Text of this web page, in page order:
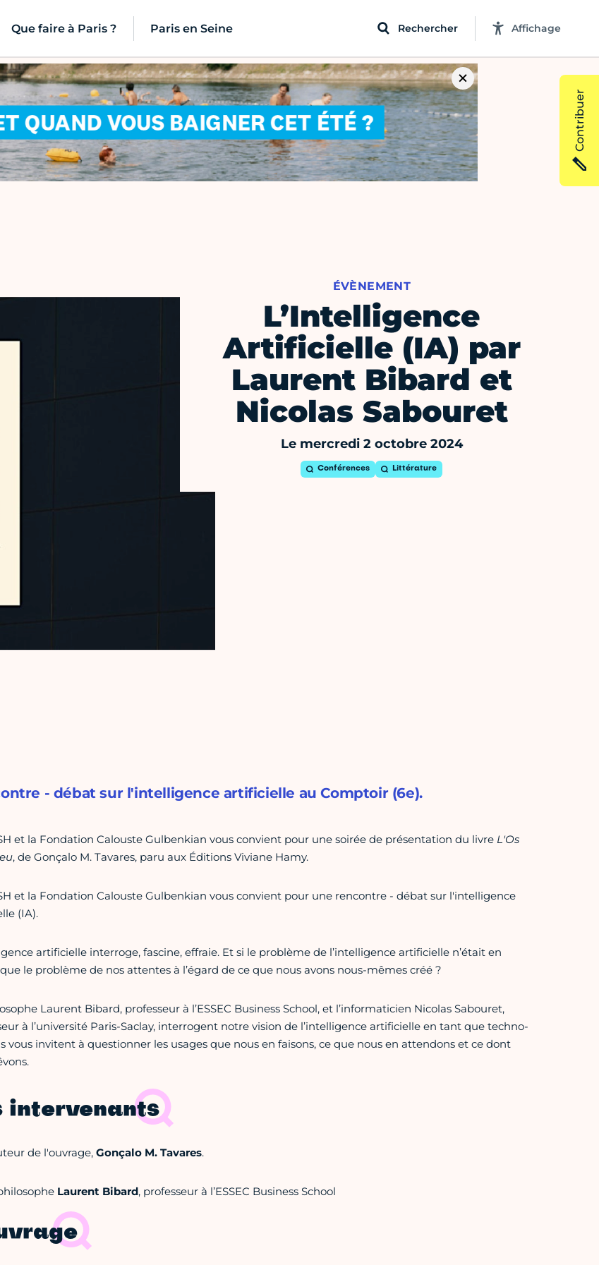
Que faire à Paris ? Paris en Seine Rechercher Affichage
ÉVÈNEMENT
L’Intelligence
Artificielle (IA) par
Laurent Bibard et
Nicolas Sabouret
Le mercredi 2 octobre 2024
Conférences Littérature
- débat sur l'intelligence artificielle au Comptoir (6e).
et la Fondation Calouste Gulbenkian vous convient pour une soirée de présentation du livre L'Os
, de Gonçalo M. Tavares, paru aux Éditions Viviane Hamy.
et la Fondation Calouste Gulbenkian vous convient pour une rencontre - débat sur l'intelligence
(IA).
artificielle interroge, fascine, effraie. Et si le problème de l’intelligence artificielle n’était en
le problème de nos attentes à l’égard de ce que nous avons nous-mêmes créé ?
Laurent Bibard, professeur à l’ESSEC Business School, et l’informaticien Nicolas Sabouret,
à l’université Paris-Saclay, interrogent notre vision de l’intel­ligence artificielle en tant que techno­
vous invitent à questionner les usages que nous en faisons, ce que nous en attendons et ce dont
intervenants
de l'ouvrage,Gonçalo M. Tavares.
Laurent Bibard, professeur à l’ESSEC Business School
Contribuer